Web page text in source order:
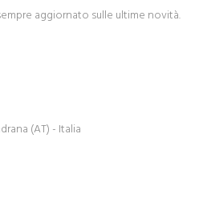
aggiornato sulle ultime novità.
(AT) - Italia